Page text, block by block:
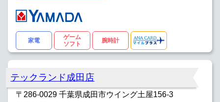
家電
ゲーム
ソフト
腕時計
テックランド成田店
〒286-0029 千葉県成田市ウイング土屋156-3